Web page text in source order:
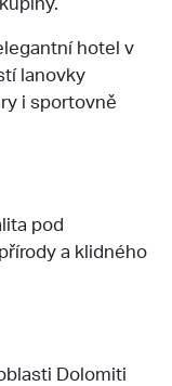
hotel v
lanovky
i sportovně
pod
a klidného
Dolomiti